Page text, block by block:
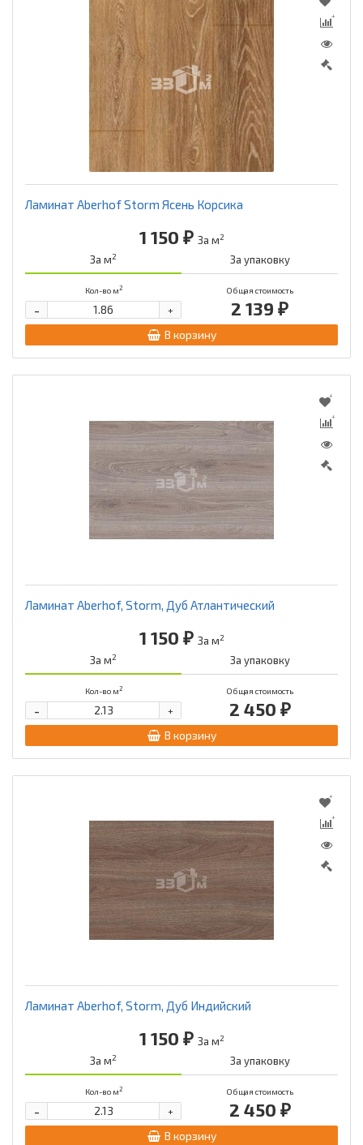
Ламинат Aberhof Storm Ясень Корсика
1 150 ₽ За м2
За м2 За упаковку
Кол-во м2 Общая стоимость
2 139 ₽
+
-
В корзину
Ламинат Aberhof, Storm, Дуб Атлантический
1 150 ₽ За м2
За м2 За упаковку
Кол-во м2 Общая стоимость
2 450 ₽
+
-
В корзину
Ламинат Aberhof, Storm, Дуб Индийский
1 150 ₽ За м2
За м2 За упаковку
Кол-во м2 Общая стоимость
2 450 ₽
+
-
В корзину